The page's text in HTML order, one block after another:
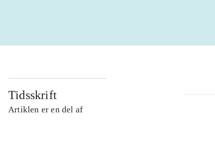
Tidsskrift
Artiklen er en del af